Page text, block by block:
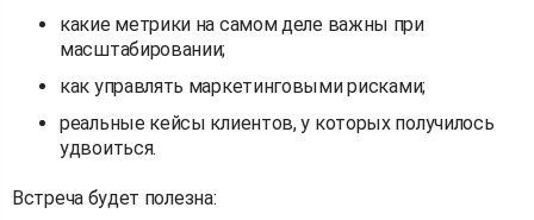
какие метрики на самом деле важны при
масштабировании;
как управлять маркетинговыми рисками;
реальные кейсы клиентов, у которых получилось
удвоиться.
Встреча будет полезна: